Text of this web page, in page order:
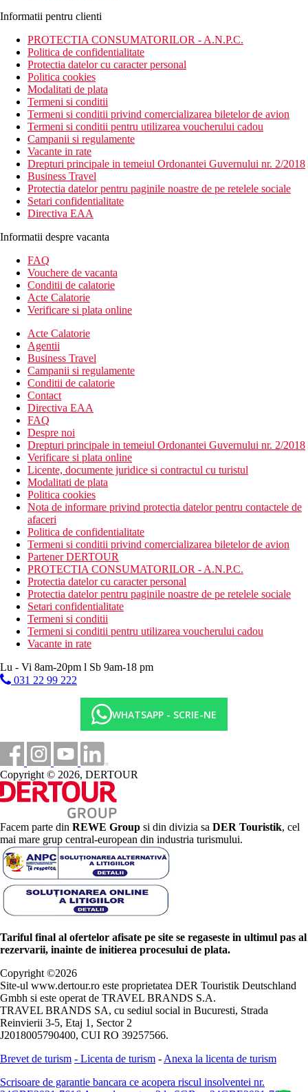
Informatii pentru clienti
PROTECTIA CONSUMATORILOR - A.N.P.C.
Politica de confidentialitate
Protectia datelor cu caracter personal
Politica cookies
Modalitati de plata
Termeni si conditii
Termeni si conditii privind comercializarea biletelor de avion
Termeni si conditii pentru utilizarea voucherului cadou
Campanii si regulamente
Vacante in rate
Drepturi principale in temeiul Ordonantei Guvernului nr. 2/2018
Business Travel
Protectia datelor pentru paginile noastre de pe retelele sociale
Setari confidentialitate
Directiva EAA
Informatii despre vacanta
FAQ
Vouchere de vacanta
Conditii de calatorie
Acte Calatorie
Verificare si plata online
Acte Calatorie
Agentii
Business Travel
Campanii si regulamente
Conditii de calatorie
Contact
Directiva EAA
FAQ
Despre noi
Drepturi principale in temeiul Ordonantei Guvernului nr. 2/2018
Verificare si plata online
Licente, documente juridice si contractul cu turistul
Modalitati de plata
Politica cookies
Nota de informare privind protectia datelor pentru contactele de
afaceri
Politica de confidentialitate
Termeni si conditii privind comercializarea biletelor de avion
Partener DERTOUR
PROTECTIA CONSUMATORILOR - A.N.P.C.
Protectia datelor cu caracter personal
Protectia datelor pentru paginile noastre de pe retelele sociale
Setari confidentialitate
Termeni si conditii
Termeni si conditii pentru utilizarea voucherului cadou
Vacante in rate
Lu - Vi 8am-20pm l Sb 9am-18 pm
031 22 99 222
WHATSAPP - SCRIE-NE
Copyright © 2026, DERTOUR
Facem parte din REWE Group si din divizia sa DER Touristik, cel
mai mare grup central-european din industria turismului.
Tariful final al ofertelor afisate pe site se regaseste in ultimul pas al
rezervarii, inainte de initierea procesului de plata.
Copyright ©2026
Site-ul www.dertour.ro este proprietatea DER Touristik Deutschland
Gmbh si este operat de TRAVEL BRANDS S.A.
TRAVEL BRANDS SA, cu sediul social in Bucuresti, Strada
Reinvierii 3-5, Etaj 1, Sector 2
J2018005790400, CUI RO 39257566.
Brevet de turism - Licenta de turism - Anexa la licenta de turism
Scrisoare de garantie bancara ce acopera riscul insolventei nr.